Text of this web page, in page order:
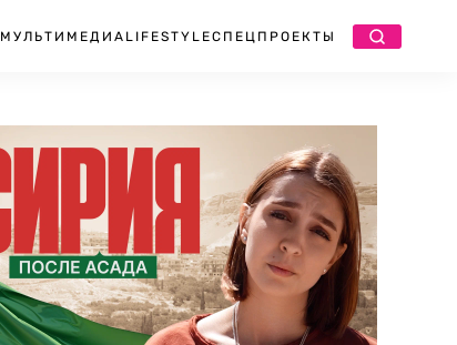
МУЛЬТИМЕДИА LIFESTYLEСПЕЦПРОЕКТЫ